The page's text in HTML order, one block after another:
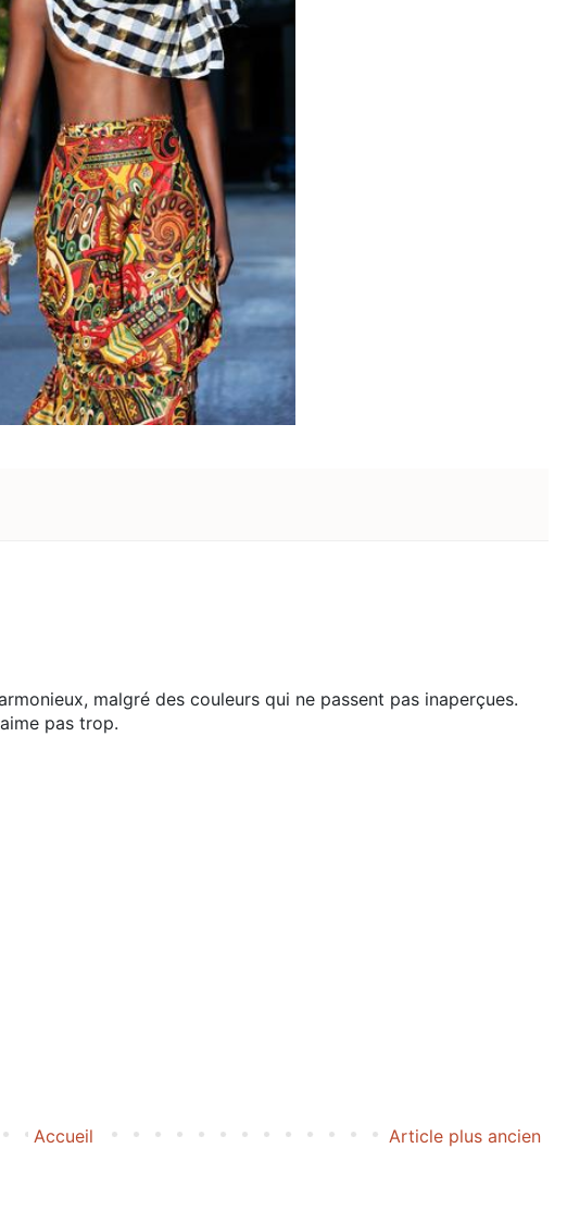
malgré des couleurs qui ne passent pas inaperçues.
pas trop.
Article plus ancien
Accueil